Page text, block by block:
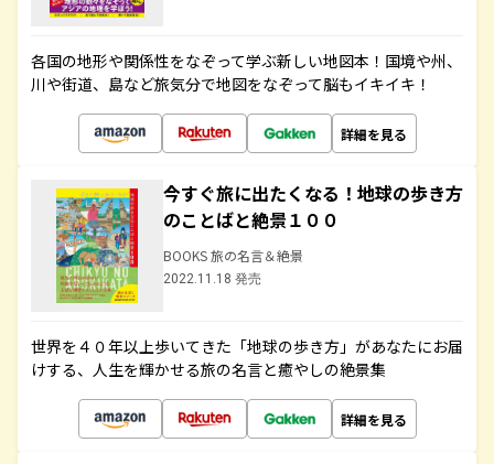
各国の地形や関係性をなぞって学ぶ新しい地図本！国境や州、
川や街道、島など旅気分で地図をなぞって脳もイキイキ！
詳細を見る
今すぐ旅に出たくなる！地球の歩き方
のことばと絶景１００
BOOKS 旅の名言＆絶景
2022.11.18 発売
世界を４０年以上歩いてきた「地球の歩き方」があなたにお届
けする、人生を輝かせる旅の名言と癒やしの絶景集
詳細を見る